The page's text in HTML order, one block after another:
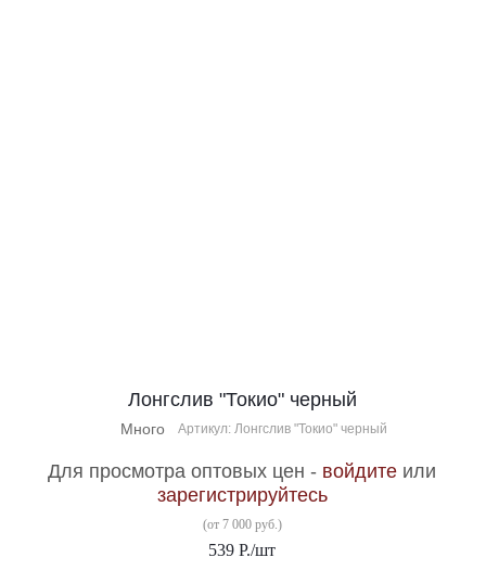
Лонгслив "Токио" черный
Много Артикул: Лонгслив "Токио" черный
Для просмотра оптовых цен - войдите или
зарегистрируйтесь
(от 7 000 руб.)
539 Р./шт